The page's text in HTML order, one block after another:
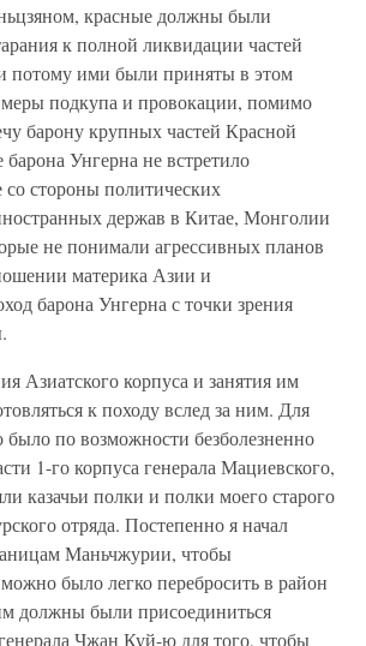
красные должны были
к полной ликвидации частей
потому ими были приняты в этом
подкупа и провокации, помимо
барону крупных частей Красной
Унгерна не встретило
со стороны политических
держав в Китае, Монголии
не понимали агрессивных планов
материка Азии и
барона Унгерна с точки зрения
Азиатского корпуса и занятия им
к походу вслед за ним. Для
было по возможности безболезненно
1-го корпуса генерала Мациевского,
казачьи полки и полки моего старого
отряда. Постепенно я начал
Маньчжурии, чтобы
было легко перебросить в район
должны были присоединиться
Чжан Куй-ю для того, чтобы